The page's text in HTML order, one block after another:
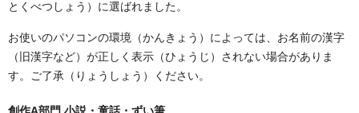
とくべつしょう）に選ばれました。
お使いのパソコンの環境（かんきょう）によっては、お名前の漢字
（旧漢字など）が正しく表示（ひょうじ）されない場合がありま
す。ご了承（りょうしょう）ください。